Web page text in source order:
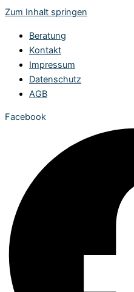
Zum Inhalt springen
Beratung
Kontakt
Impressum
Datenschutz
AGB
Facebook